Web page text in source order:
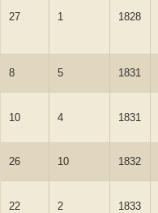
27 1 1828
8 5 1831
10 4 1831
26 10 1832
22 2 1833